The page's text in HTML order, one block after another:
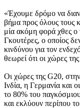
«Έχουμε δρόμο να
βήμα προς όλους τους
μία ακόμη φορά χθες
Γκουτέρες, ο οποίος
κινδύνου για τον
θεωρεί ότι οι χώρες
Οι χώρες της G20,
Ινδία, η Γερμανία και
το 80% του
και εκλύουν περίπου